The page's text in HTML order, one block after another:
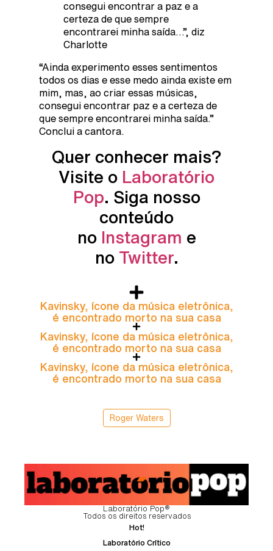
consegui encontrar a paz e a
certeza de que sempre
encontrarei minha saída…”, diz
Charlotte
“Ainda experimento esses sentimentos
todos os dias e esse medo ainda existe em
mim, mas, ao criar essas músicas,
consegui encontrar paz e a certeza de
que sempre encontrarei minha saída.”
Conclui a cantora.
Quer conhecer mais?
Visite o Laboratório
Pop. Siga nosso
conteúdo
no Instagram e
no Twitter.
Kavinsky, ícone da música eletrônica,
é encontrado morto na sua casa
Kavinsky, ícone da música eletrônica,
é encontrado morto na sua casa
Kavinsky, ícone da música eletrônica,
é encontrado morto na sua casa
Roger Waters
Laboratório Pop®
Todos os direitos reservados
Hot!
Laboratório Crítico